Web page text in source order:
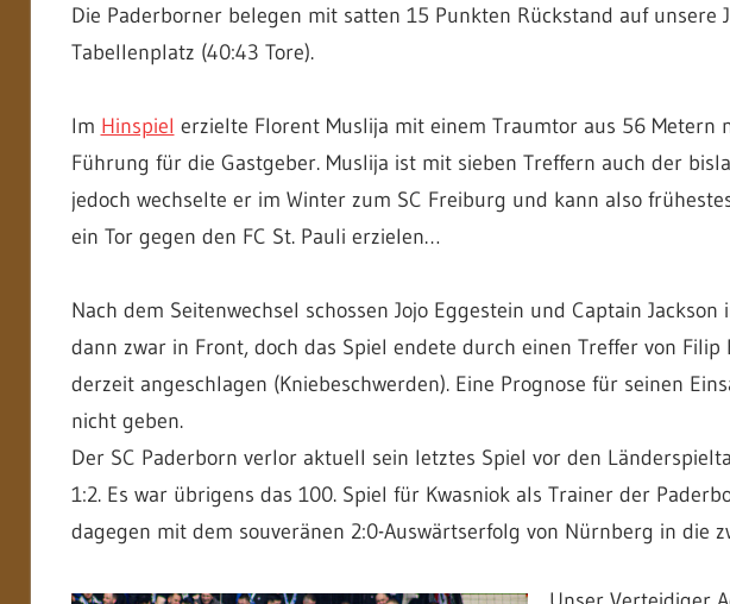
Die Paderborner belegen mit satten 15 Punkten Rückstand auf unsere
Tabellenplatz (40:43 Tore).
Im Hinspiel erzielte Florent Muslija mit einem Traumtor aus 56 Metern
Führung für die Gastgeber. Muslija ist mit sieben Treffern auch der
jedoch wechselte er im Winter zum SC Freiburg und kann also
ein Tor gegen den FC St. Pauli erzielen…
Nach dem Seitenwechsel schossen Jojo Eggestein und Captain
dann zwar in Front, doch das Spiel endete durch einen Treffer von Filip
derzeit angeschlagen (Kniebeschwerden). Eine Prognose für seinen
nicht geben.
Der SC Paderborn verlor aktuell sein letztes Spiel vor den
1:2. Es war übrigens das 100. Spiel für Kwasniok als Trainer der
dagegen mit dem souveränen 2:0-Auswärtserfolg von Nürnberg in die